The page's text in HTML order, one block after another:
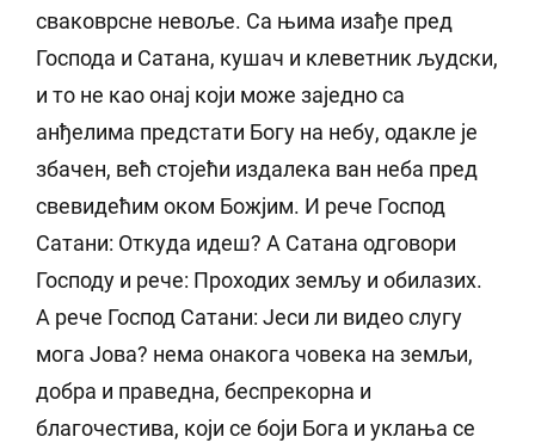
сваковрсне невоље. Са њима изађе пред
Господа и Сатана, кушач и клеветник људски,
и то не као онај који може заједно са
анђелима предстати Богу на небу, одакле је
збачен, већ стојећи издалека ван неба пред
свевидећим оком Божјим. И рече Господ
Сатани: Откуда идеш? А Сатана одговори
Господу и рече: Проходих земљу и обилазих.
А рече Господ Сатани: Јеси ли видео слугу
мога Јова? нема онакога човека на земљи,
добра и праведна, беспрекорна и
благочестива, који се боји Бога и уклања се